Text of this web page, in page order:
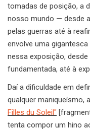
tomadas de posição, a
nosso mundo — desde
pelas guerras até à
envolve uma
nessa exposição,
fundamentada, até à
Daí a dificuldade em
qualquer maniqueísmo,
Filles du Soleil"
tenta compor um hino